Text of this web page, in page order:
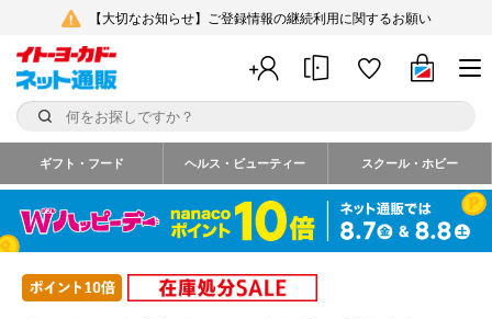
【大切なお知らせ】ご登録情報の継続利用に関するお願い
ギフト・フード ヘルス・ビューティー スクール・ホビー